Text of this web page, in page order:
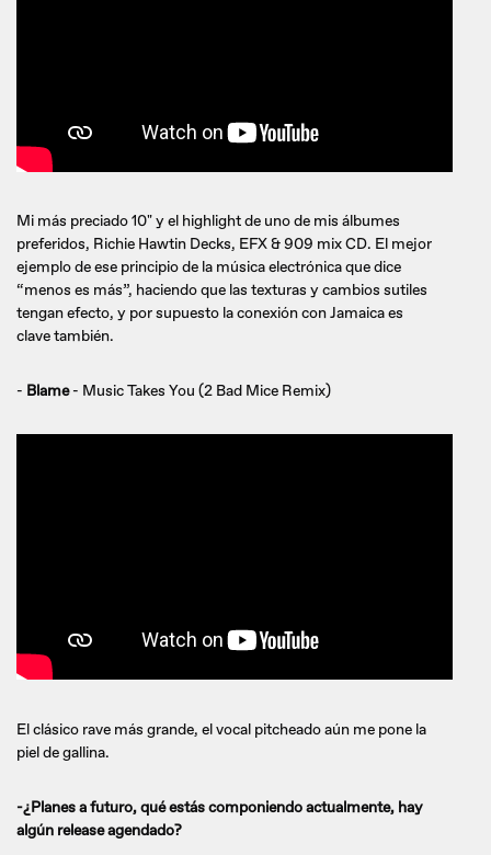
Mi más preciado 10" y el highlight de uno de mis álbumes
preferidos, Richie Hawtin Decks, EFX & 909 mix CD. El mejor
ejemplo de ese principio de la música electrónica que dice
“menos es más”, haciendo que las texturas y cambios sutiles
tengan efecto, y por supuesto la conexión con Jamaica es
clave también.
- Blame- Music Takes You (2 Bad Mice Remix)
El clásico rave más grande, el vocal pitcheado aún me pone la
piel de gallina.
-¿Planes a futuro, qué estás componiendo actualmente, hay
algún release agendado?